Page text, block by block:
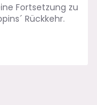
Fortsetzung zu
Rückkehr.